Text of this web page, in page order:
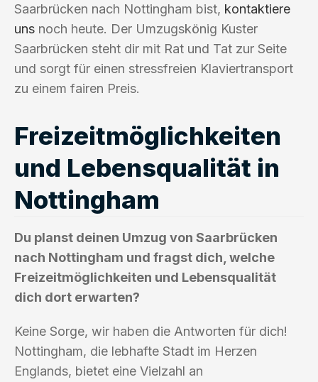
Saarbrücken nach Nottingham bist, kontaktiere
uns noch heute. Der Umzugskönig Kuster
Saarbrücken steht dir mit Rat und Tat zur Seite
und sorgt für einen stressfreien Klaviertransport
zu einem fairen Preis.
Freizeitmöglichkeiten
und Lebensqualität in
Nottingham
Du planst deinen Umzug von Saarbrücken
nach Nottingham und fragst dich, welche
Freizeitmöglichkeiten und Lebensqualität
dich dort erwarten?
Keine Sorge, wir haben die Antworten für dich!
Nottingham, die lebhafte Stadt im Herzen
Englands, bietet eine Vielzahl an